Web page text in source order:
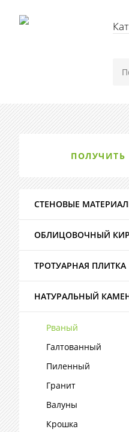
ПОЛУЧИТЬ
СТЕНОВЫЕ
ОБЛИЦОВОЧНЫЙ
ТРОТУАРНАЯ ПЛИТКА
НАТУРАЛЬНЫЙ
Рваный
Галтованный
Пиленный
Гранит
Валуны
Крошка